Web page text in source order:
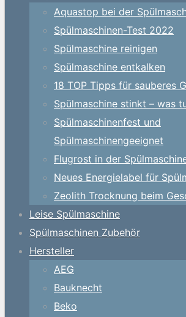
Aquastop bei der
Spülmaschinen-Test 2022
Spülmaschine reinigen
Spülmaschine entkalken
18 TOP Tipps für sauberes
Spülmaschine stinkt – was
Spülmaschinenfest und
Spülmaschinengeeignet
Flugrost in der
Neues Energielabel für
Zeolith Trocknung beim
Leise Spülmaschine
Spülmaschinen Zubehör
Hersteller
AEG
Bauknecht
Beko